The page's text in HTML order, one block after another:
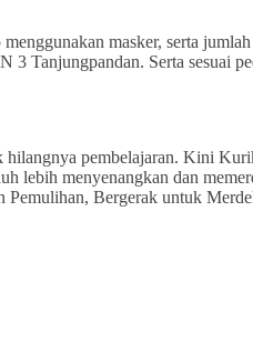
masker, serta
Tanjungpandan. Serta sesuai
pembelajaran. Kini
lebih menyenangkan dan
Pemulihan, Bergerak untuk